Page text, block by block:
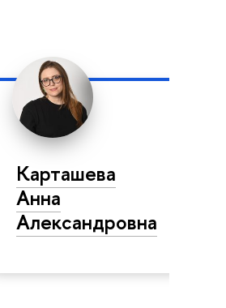
Карташева
Анна
Александровна